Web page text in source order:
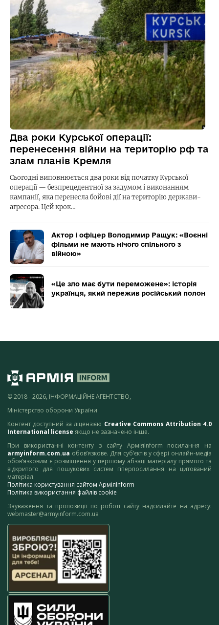
Два роки Курської операції:
перенесення війни на територію рф та
злам планів Кремля
Сьогодні виповнюється два роки від початку Курської
операції — безпрецедентної за задумом і виконанням
кампанії, яка перенесла бойові дії на територію держави-
агресора. Цей крок…
Актор і офіцер Володимир Ращук: «Воєнні
фільми не мають нічого спільного з
війною»
«Це зло має бути переможене»: історія
українця, який пережив російський полон
© 2018 - 2026, ІНФОРМАЦІЙНЕ АГЕНТСТВО,
Міністерство оборони України
Контент доступний за ліцензією Creative Commons Attribution 4.0
International license якщо не зазначено інше.
При використанні контенту з сайту АрміяInform посилання на
armyinform.com.ua обов’язкове. Для суб’єктів у сфері онлайн-медіа
обов’язковим є розміщення у першому абзаці матеріалу прямого та
відкритого для пошукових систем гіперпосилання на цитований
матеріал.
Політика користування сайтом АрміяInform
Політика використання файлів cookie
Зауваження та пропозиції по роботі сайту надсилайте на адресу:
webmaster@armyinform.com.ua